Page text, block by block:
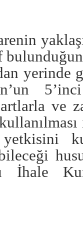
yerinde
ve
İhale